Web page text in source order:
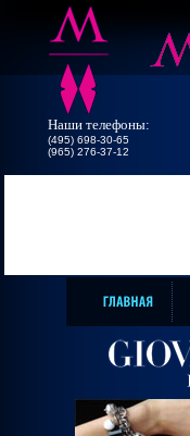
Наши телефоны:
(495) 698-30-65
(965) 276-37-12